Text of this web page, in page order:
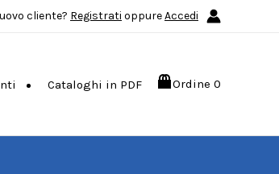
cliente? Registrati oppureAccedi
Cataloghi in PDF Ordine 0